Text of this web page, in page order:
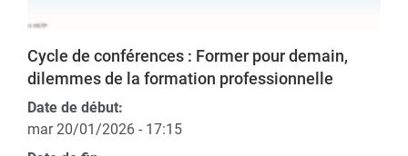
Cycle de conférences : Former pour demain,
dilemmes de la formation professionnelle
Date de début:
mar 20/01/2026 - 17:15